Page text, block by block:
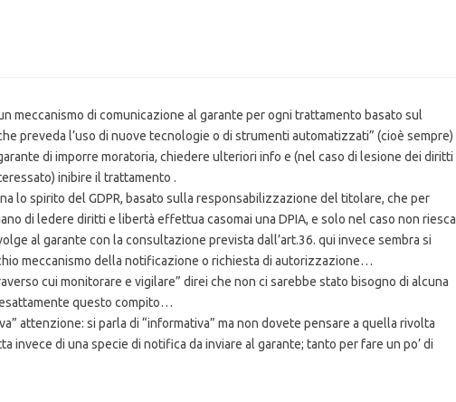
meccanismo di comunicazione al garante per ogni trattamento basato sul
preveda l’uso di nuove tecnologie o di strumenti automatizzati” (cioè sempre)
di imporre moratoria, chiedere ulteriori info e (nel caso di lesione dei diritti
inibire il trattamento .
lo spirito del GDPR, basato sulla responsabilizzazione del titolare, che per
di ledere diritti e libertà effettua casomai una DPIA, e solo nel caso non riesca
al garante con la consultazione prevista dall’art.36. qui invece sembra si
meccanismo della notificazione o richiesta di autorizzazione…
cui monitorare e vigilare” direi che non ci sarebbe stato bisogno di alcuna
questo compito…
attenzione: si parla di “informativa” ma non dovete pensare a quella rivolta
invece di una specie di notifica da inviare al garante; tanto per fare un po’ di